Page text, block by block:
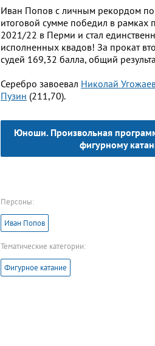
Иван Попов с личным рекордом
итоговой сумме победил в рамках
2021/22 в Перми и стал
исполненных квадов! За прокат
судей 169,32 балла, общий
Серебро завоевал Николай
Пузин (211,70).
Юноши. Произвольная
фигурному
Персоны:
Иван Попов
Тематические категории:
Фигурное катание